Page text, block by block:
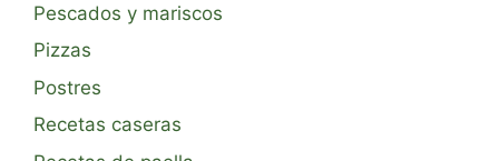
Pescados y mariscos
Pizzas
Postres
Recetas caseras